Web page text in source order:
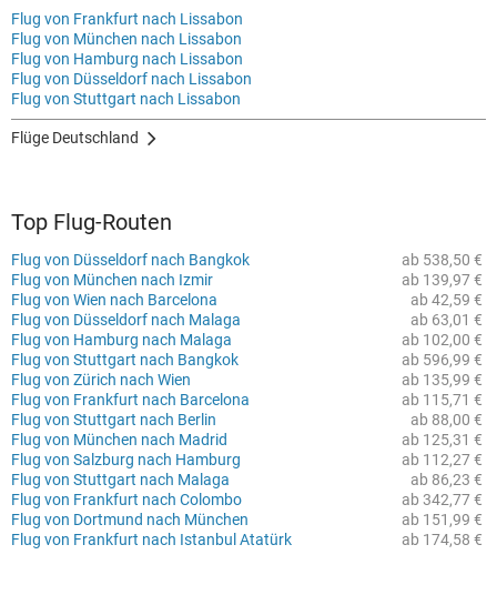
Flug von Frankfurt nach Lissabon
Flug von München nach Lissabon
Flug von Hamburg nach Lissabon
Flug von Düsseldorf nach Lissabon
Flug von Stuttgart nach Lissabon
Flüge Deutschland
Top Flug-Routen
ab 538,50 €
Flug von Düsseldorf nach Bangkok
ab 139,97 €
Flug von München nach Izmir
ab 42,59 €
Flug von Wien nach Barcelona
ab 63,01 €
Flug von Düsseldorf nach Malaga
ab 102,00 €
Flug von Hamburg nach Malaga
ab 596,99 €
Flug von Stuttgart nach Bangkok
ab 135,99 €
Flug von Zürich nach Wien
ab 115,71 €
Flug von Frankfurt nach Barcelona
ab 88,00 €
Flug von Stuttgart nach Berlin
ab 125,31 €
Flug von München nach Madrid
ab 112,27 €
Flug von Salzburg nach Hamburg
ab 86,23 €
Flug von Stuttgart nach Malaga
ab 342,77 €
Flug von Frankfurt nach Colombo
ab 151,99 €
Flug von Dortmund nach München
ab 174,58 €
Flug von Frankfurt nach Istanbul Atatürk